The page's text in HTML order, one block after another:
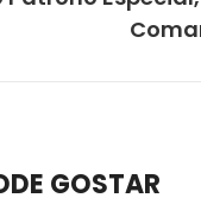
GOSTAR